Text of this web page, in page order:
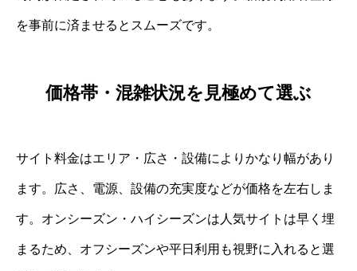
を事前に済ませるとスムーズです。
価格帯・混雑状況を見極めて選ぶ
サイト料金はエリア・広さ・設備によりかなり幅があり
ます。広さ、電源、設備の充実度などが価格を左右しま
す。オンシーズン・ハイシーズンは人気サイトは早く埋
まるため、オフシーズンや平日利用も視野に入れると選